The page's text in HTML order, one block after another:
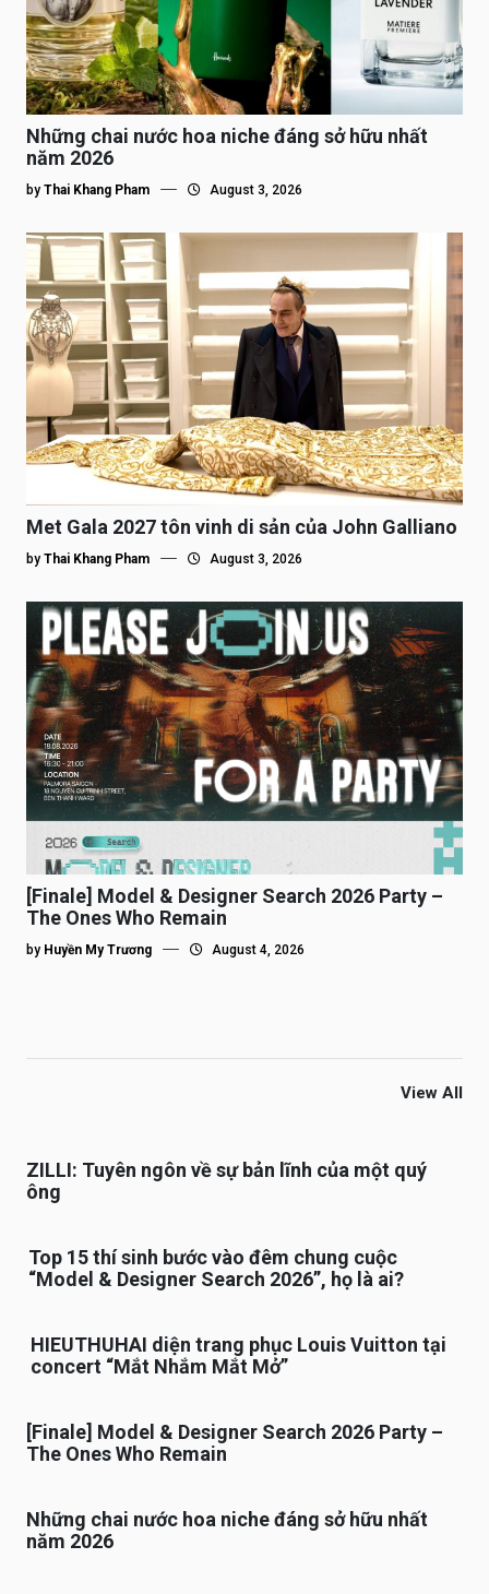
Những chai nước hoa niche đáng sở hữu nhất
năm 2026
by Thai Khang Pham August 3, 2026
Met Gala 2027 tôn vinh di sản của John Galliano
by Thai Khang Pham August 3, 2026
[Finale] Model & Designer Search 2026 Party –
The Ones Who Remain
by Huyền My Trương August 4, 2026
View All
ZILLI: Tuyên ngôn về sự bản lĩnh của một quý
ông
Top 15 thí sinh bước vào đêm chung cuộc
“Model & Designer Search 2026”, họ là ai?
HIEUTHUHAI diện trang phục Louis Vuitton tại
concert “Mắt Nhắm Mắt Mở”
[Finale] Model & Designer Search 2026 Party –
The Ones Who Remain
Những chai nước hoa niche đáng sở hữu nhất
năm 2026